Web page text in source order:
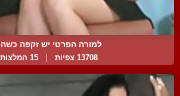
למורה הפרטי יש זקפה
13708 צפיות | 15 המלצות